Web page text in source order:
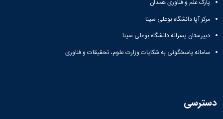
پارک علم و فناوری همدان
مرکز آپا دانشگاه بوعلی سینا
دبیرستان پسرانه دانشگاه بوعلی سینا
سامانه پاسخگوئی به شکایات وزارت علوم، تحقیقات و فناوری
دسترسی